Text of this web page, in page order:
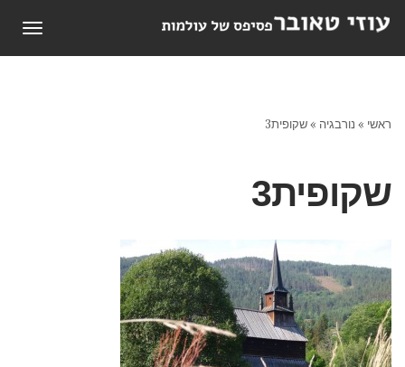
ראשי » נורבגיה »שקופית3
שקופית3